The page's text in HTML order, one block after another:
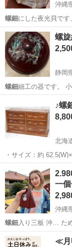
沖縄
螺鈿にした夜光貝で
沖縄 石垣市
螺
静岡
螺鈿細工の器です。 小
♪螺
北海
・サイズ：約
ります。 金額は税込です。 お支払いは現金のみとなります。 札幌市
中央区のリサイクル
北海道 札幌市
一
沖縄
螺鈿
入り三板 沖
装飾:螺鈿細工（花柄
沖縄 那覇市
≪月